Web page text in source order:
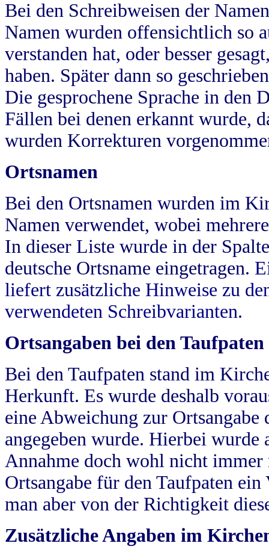
Bei den Schreibweisen der
Namen wurden offensichtlich so
verstanden hat, oder besser
haben. Später dann so
Die gesprochene Sprache in
Fällen bei denen erkannt wurde,
wurden Korrekturen
Ortsnamen
Bei den Ortsnamen wurden im
Namen verwendet, wobei
In dieser Liste wurde in der
deutsche Ortsname eingetragen.
liefert zusätzliche Hinweise zu
verwendeten Schreibvarianten.
Ortsangaben bei den Taufpaten
Bei den Taufpaten stand im
Herkunft. Es wurde deshalb
eine Abweichung zur
angegeben wurde. Hierbei wurde
Annahme doch wohl nicht
Ortsangabe für den Taufpaten
man aber von der Richtigkeit
Zusätzliche Angaben im